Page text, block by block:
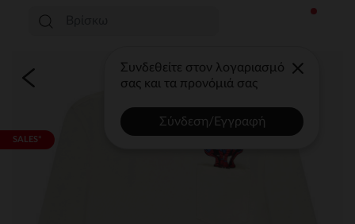
Συνδεθείτε στον λογαριασμό
σας και τα προνόμιά σας
Σύνδεση/Εγγραφή
SALES*